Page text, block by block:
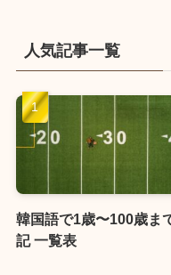
人気記事一覧
韓国語で1歳〜100歳ま
記 一覧表